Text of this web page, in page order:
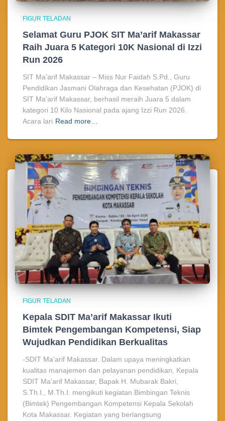
FIGUR TELADAN
Selamat Guru PJOK SIT Ma’arif Makassar
Raih Juara 5 Kategori 10K Nasional di Izzi
Run 2026
SIT Ma’arif Makassar – Miss Nur Faidah S.Pd., Guru
Pendidikan Jasmani Olahraga dan Kesehatan (PJOK) di
SIT Ma’arif Makassar, berhasil meraih Juara 5 dalam
kategori 10 Kilo Nasional pada ajang Izzi Run 2026.
Acara lari Read more…
FIGUR TELADAN
Kepala SDIT Ma’arif Makassar Ikuti
Bimtek Pengembangan Kompetensi, Siap
Wujudkan Pendidikan Berkualitas
-SDIT Ma’arif Makassar. Dalam upaya meningkatkan
kualitas manajemen dan pelayanan pendidikan, Kepala
SDIT Ma’arif Makassar, Bapak H. Mubarak Bakri,
S.Th.I., M.Th.I. mengikuti kegiatan Bimbingan Teknis
(Bimtek) Pengembangan Kompetensi Kepala Sekolah
Kota Makassar. Kegiatan yang berlangsung